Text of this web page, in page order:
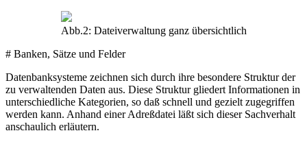
Abb.2: Dateiverwaltung ganz übersichtlich
# Banken, Sätze und Felder
Datenbanksysteme zeichnen sich durch ihre besondere Struktur der
zu verwaltenden Daten aus. Diese Struktur gliedert Informationen in
unterschiedliche Kategorien, so daß schnell und gezielt zugegriffen
werden kann. Anhand einer Adreßdatei läßt sich dieser Sachverhalt
anschaulich erläutern.